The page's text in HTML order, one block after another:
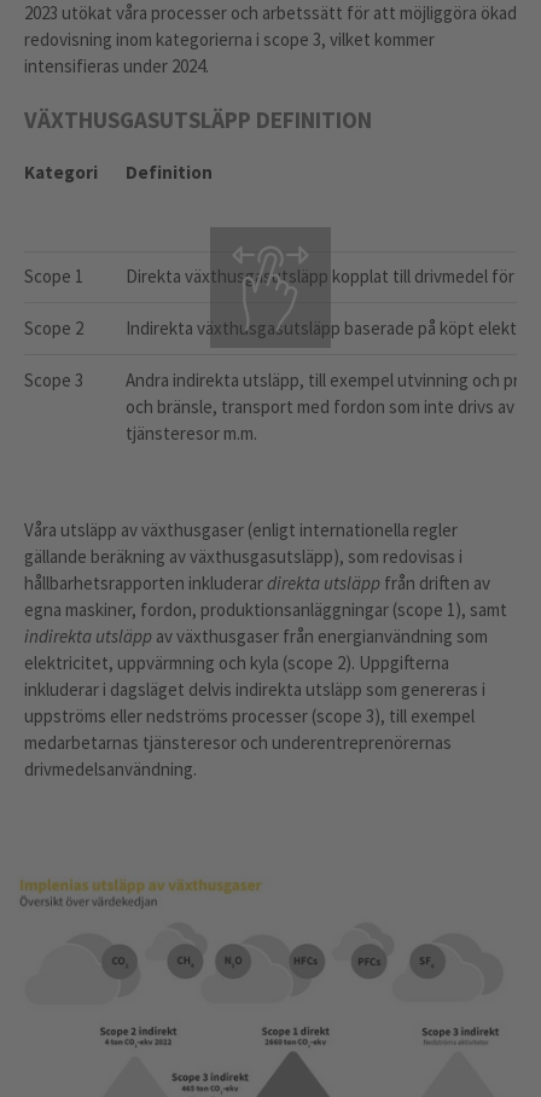
2023 utökat våra processer och arbetssätt för att möjliggöra ökad
redovisning inom kategorierna i scope 3, vilket kommer
intensifieras under 2024.
VÄXTHUSGASUTSLÄPP DEFINITION
Kategori Definition
Scope 1 Direkta växthusgasutsläpp kopplat till drivmedel för
Scope 2 Indirekta växthusgasutsläpp baserade på köpt
Scope 3
Andra indirekta utsläpp, till exempel utvinning och
och bränsle, transport med fordon som inte drivs av
tjänsteresor m.m.
Våra utsläpp av växthusgaser (enligt internationella regler
gällande beräkning av växthusgasutsläpp), som redovisas i
hållbarhetsrapporten inkluderardirekta utsläpp från driften av
egna maskiner, fordon, produktionsanläggningar (scope 1), samt
indirekta utsläpp av växthusgaser från energianvändning som
elektricitet, uppvärmning och kyla (scope 2). Uppgifterna
inkluderar i dagsläget delvis indirekta utsläpp som genereras i
uppströms eller nedströms processer (scope 3), till exempel
medarbetarnas tjänsteresor och underentreprenörernas
drivmedelsanvändning.